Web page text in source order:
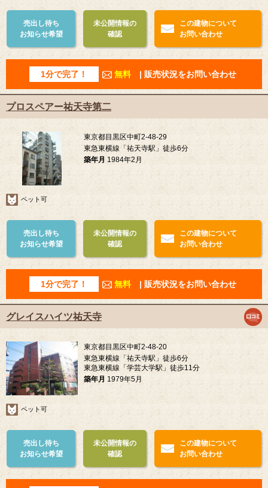
売出し待ち
お知らせ希望
未公開情報の
確認
この建物について
お問い合わせ
1分で完了！ 無料 | 販売状況をお問い合わせ
プロスペアー祐天寺第二
東京都目黒区中町2-48-29
東急東横線「祐天寺駅」徒歩6分
築年月 1984年2月
ペット可
売出し待ち
お知らせ希望
未公開情報の
確認
この建物について
お問い合わせ
1分で完了！ 無料 | 販売状況をお問い合わせ
グレイスハイツ祐天寺
東京都目黒区中町2-48-20
東急東横線「祐天寺駅」徒歩6分
東急東横線「学芸大学駅」徒歩11分
築年月 1979年5月
ペット可
売出し待ち
お知らせ希望
未公開情報の
確認
この建物について
お問い合わせ